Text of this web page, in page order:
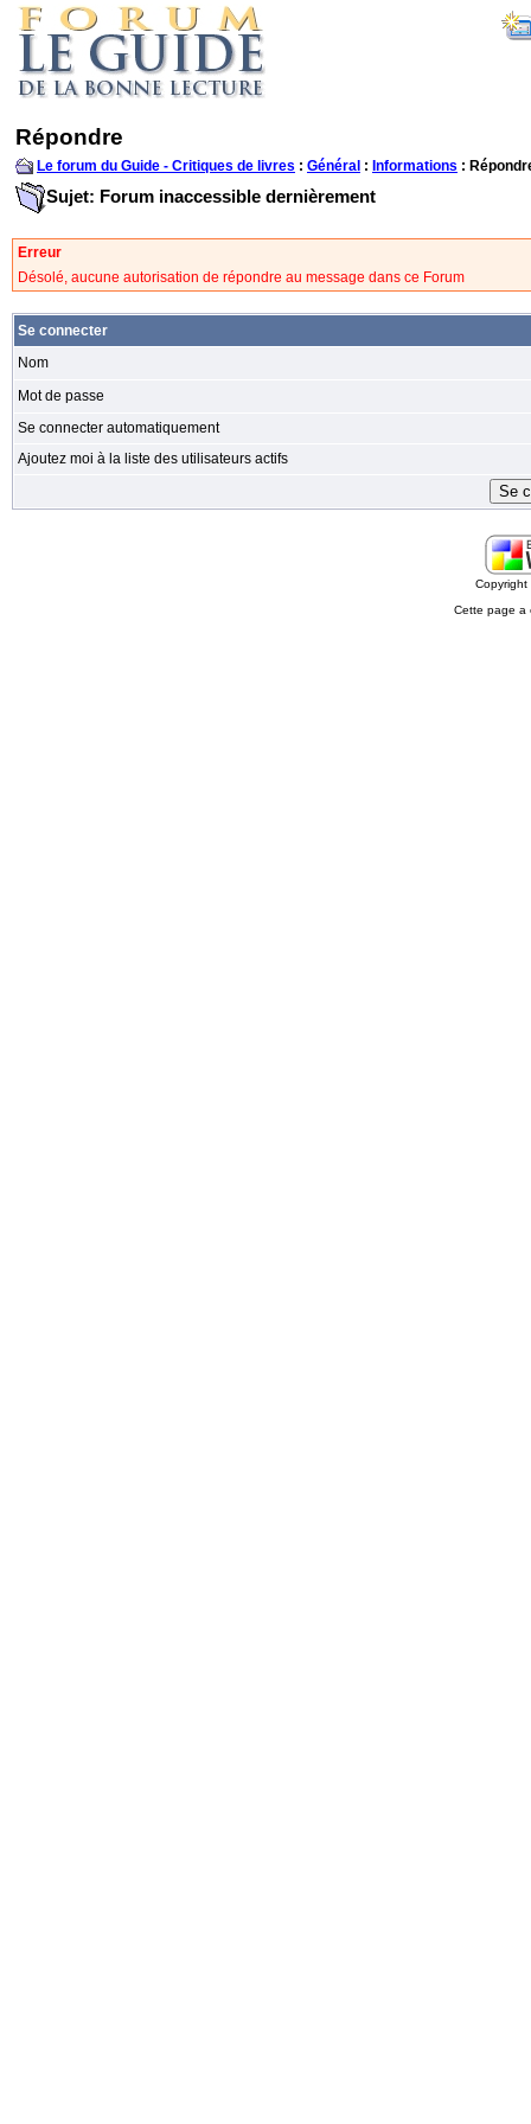
Répondre
Le forum du Guide - Critiques de livres : Général : Informations :
Sujet: Forum inaccessible dernièrement
Erreur
Désolé, aucune autorisation de répondre au message dans ce Forum
Se connecter
Nom
Mot de passe
Se connecter automatiquement
Ajoutez moi à la liste des utilisateurs actifs
Cette page a